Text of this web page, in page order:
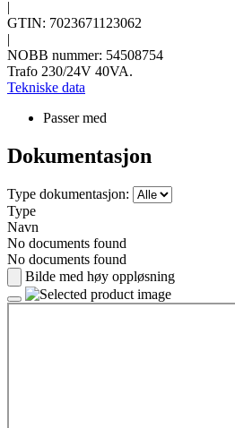
|
GTIN: 7023671123062
|
NOBB nummer: 54508754
Trafo 230/24V 40VA.
Tekniske data
Passer med
Dokumentasjon
Type dokumentasjon:
Type
Navn
No documents found
No documents found
Bilde med høy oppløsning